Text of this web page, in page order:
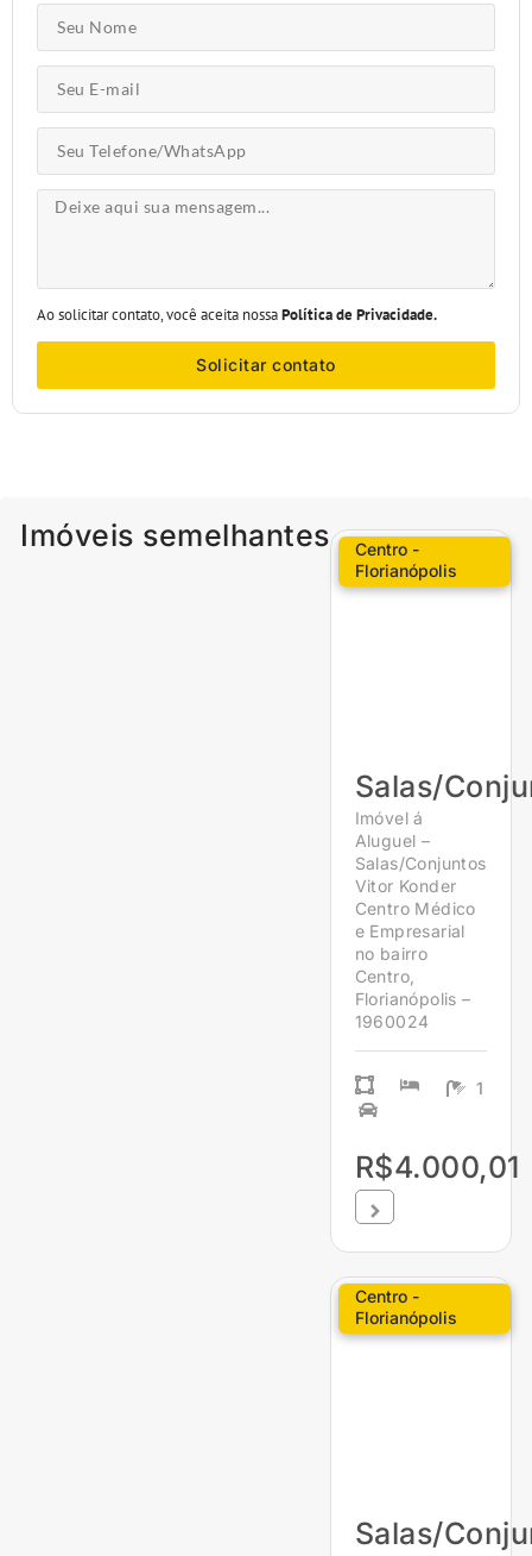
Ao solicitar contato, você aceita nossaPolítica de Privacidade.
Solicitar contato
Imóveis semelhantes
Centro -
Florianópolis
Salas/
Imóvel á
Aluguel –
Salas/Conjuntos
Vitor Konder
Centro Médico
e Empresarial
no bairro
Centro,
Florianópolis –
1960024
1
R$4.000,01
Centro -
Florianópolis
Salas/